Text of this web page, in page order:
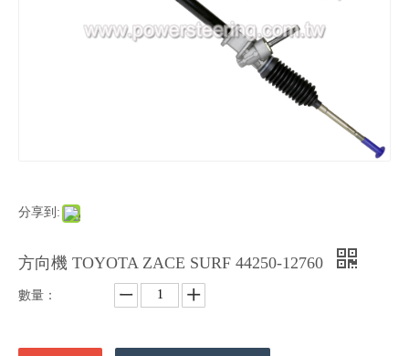
分享到:
方向機 TOYOTA ZACE SURF 44250-12760
數量：